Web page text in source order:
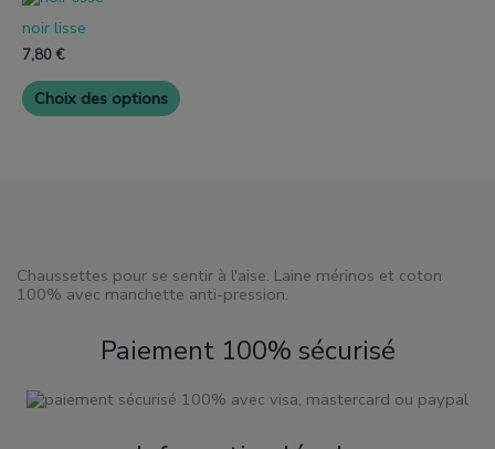
noir lisse
7,80€
Choix des options Les
options
Chaussettes pour se sentir à l'aise. Laine mérinos et coton
100% avec manchette anti-pression.
Paiement 100% sécurisé